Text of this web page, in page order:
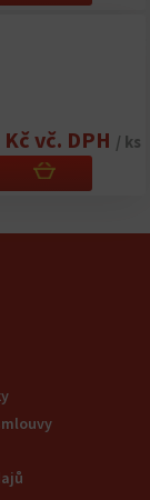
vč. DPH / ks